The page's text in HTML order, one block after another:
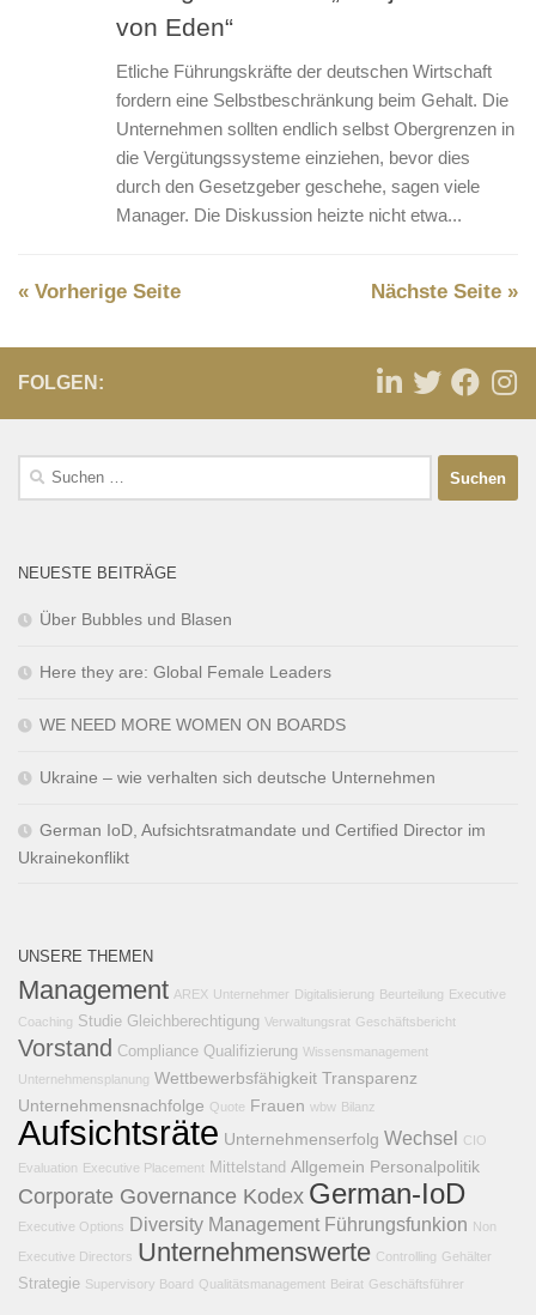
von Eden“
Etliche Führungskräfte der deutschen Wirtschaft
fordern eine Selbstbeschränkung beim Gehalt. Die
Unternehmen sollten endlich selbst Obergrenzen in
die Vergütungssysteme einziehen, bevor dies
durch den Gesetzgeber geschehe, sagen viele
Manager. Die Diskussion heizte nicht etwa...
« Vorherige Seite Nächste Seite »
FOLGEN:
NEUESTE BEITRÄGE
Über Bubbles und Blasen
Here they are: Global Female Leaders
WE NEED MORE WOMEN ON BOARDS
Ukraine – wie verhalten sich deutsche Unternehmen
German IoD, Aufsichtsratmandate und Certified Director im
Ukrainekonflikt
UNSERE THEMEN
Management AREX Unternehmer Digitalisierung Beurteilung Executive
Coaching Studie Gleichberechtigung Verwaltungsrat Geschäftsbericht
Vorstand Compliance Qualifizierung Wissensmanagement
Unternehmensplanung Wettbewerbsfähigkeit Transparenz
Unternehmensnachfolge Quote Frauen wbw Bilanz
Aufsichtsräte Unternehmenserfolg Wechsel
CIO
Evaluation Executive Placement Mittelstand Allgemein Personalpolitik
Corporate Governance Kodex German-IoD
Executive Options Diversity Management Führungsfunkion Non
Executive Directors Unternehmenswerte Controlling Gehälter
Strategie Supervisory Board Qualitätsmanagement Beirat Geschäftsführer